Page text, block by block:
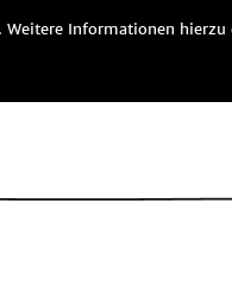
Weitere Informationen